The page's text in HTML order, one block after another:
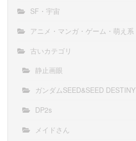
SF・宇宙
アニメ・マンガ・ゲーム・萌え系
古いカテゴリ
静止画眼
ガンダムSEED&SEED DESTINY
DP2s
メイドさん